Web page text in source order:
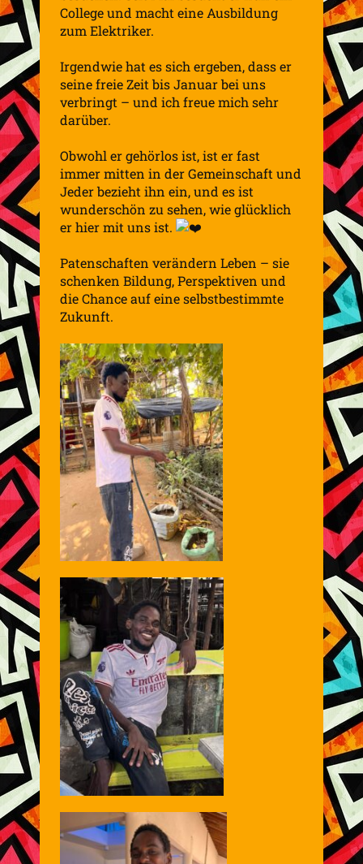
College und macht eine Ausbildung
zum Elektriker.
Irgendwie hat es sich ergeben, dass er
seine freie Zeit bis Januar bei uns
verbringt – und ich freue mich sehr
darüber.
Obwohl er gehörlos ist, ist er fast
immer mitten in der Gemeinschaft und
Jeder bezieht ihn ein, und es ist
wunderschön zu sehen, wie glücklich
er hier mit uns ist.
Patenschaften verändern Leben – sie
schenken Bildung, Perspektiven und
die Chance auf eine selbstbestimmte
Zukunft.